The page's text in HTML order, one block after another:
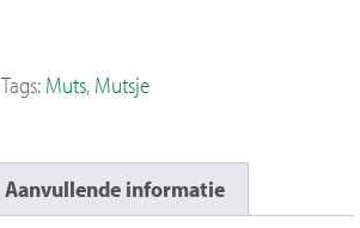
Tags: Muts, Mutsje
Aanvullende informatie